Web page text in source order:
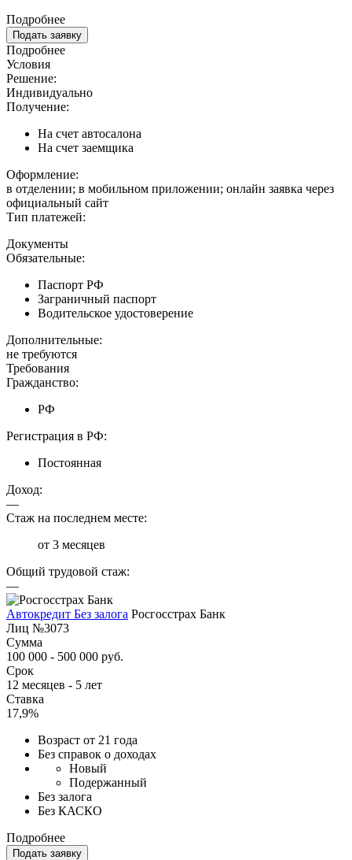
Подробнее
Подать заявку
Подробнее
Условия
Решение:
Индивидуально
Получение:
На счет автосалона
На счет заемщика
Оформление:
в отделении; в мобильном приложении; онлайн заявка через
официальный сайт
Тип платежей:
Документы
Обязательные:
Паспорт РФ
Заграничный паспорт
Водительское удостоверение
Дополнительные:
не требуются
Требования
Гражданство:
РФ
Регистрация в РФ:
Постоянная
Доход:
—
Стаж на последнем месте:
от 3 месяцев
Общий трудовой стаж:
—
Автокредит Без залога Росгосстрах Банк
Лиц №3073
Сумма
100 000 - 500 000 руб.
Срок
12 месяцев - 5 лет
Ставка
17,9%
Возраст от 21 года
Без справок о доходах
Новый
Подержанный
Без залога
Без КАСКО
Подробнее
Подать заявку